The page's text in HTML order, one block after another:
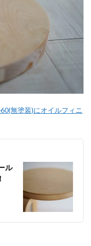
無塗装)にオイルフィニ
ル